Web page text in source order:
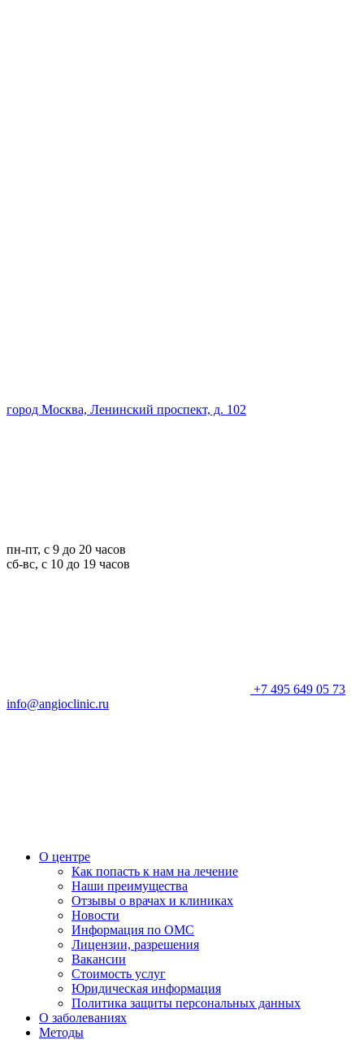
город Москва, Ленинский проспект, д. 102
пн-пт, с 9 до 20 часов
сб-вс, с 10 до 19 часов
+7 495 649 05 73
info@angioclinic.ru
О центре
Как попасть к нам на лечение
Наши преимущества
Отзывы о врачах и клиниках
Новости
Информация по ОМС
Лицензии, разрешения
Вакансии
Стоимость услуг
Юридическая информация
Политика защиты персональных данных
О заболеваниях
Методы